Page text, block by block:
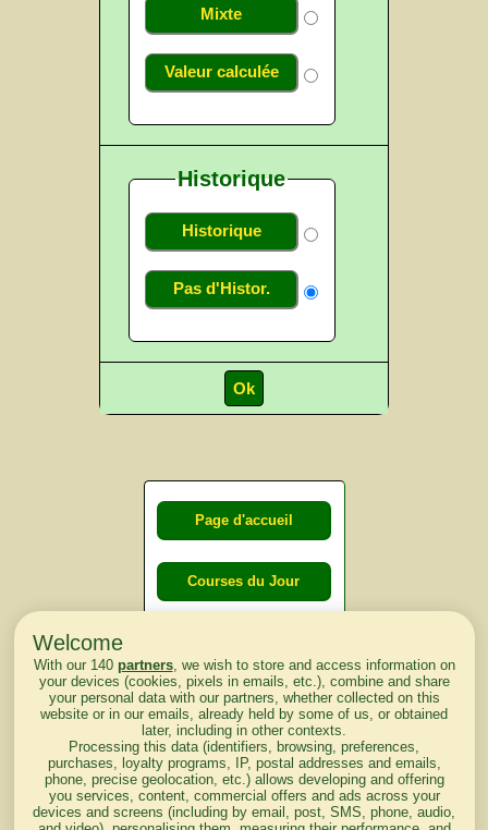
Mixte
Valeur calculée
Historique
Historique
Pas d'Histor.
Page d'accueil
Courses du Jour
lendemain
Courses
d'aujourd'hui
Welcome
With our 140 partners, we wish to store and access information on
your devices (cookies, pixels in emails, etc.), combine and share
your personal data with our partners, whether collected on this
website or in our emails, already held by some of us, or obtained
later, including in other contexts.
Processing this data (identifiers, browsing, preferences,
purchases, loyalty programs, IP, postal addresses and emails,
phone, precise geolocation, etc.) allows developing and offering
you services, content, commercial offers and ads across your
devices and screens (including by email, post, SMS, phone, audio,